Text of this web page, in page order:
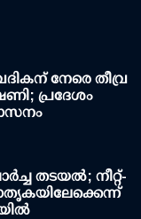
നേരെ തീവ്ര
പ്രദേശം
തടയല്‍; നീറ്റ്-